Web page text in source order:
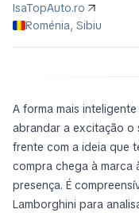
IsaTopAuto.ro
Roménia, Sibiu
A forma mais
abrandar a excitação o
frente com a ideia que
compra chega à marca
presença. É
Lamborghini para